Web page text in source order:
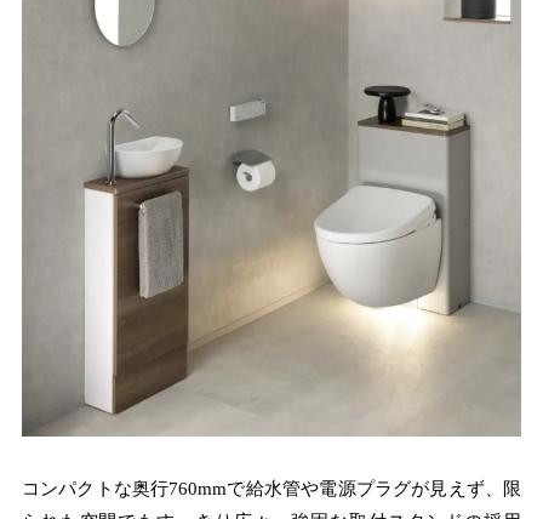
コンパクトな奥行760mmで給水管や電源プラグが見えず、限